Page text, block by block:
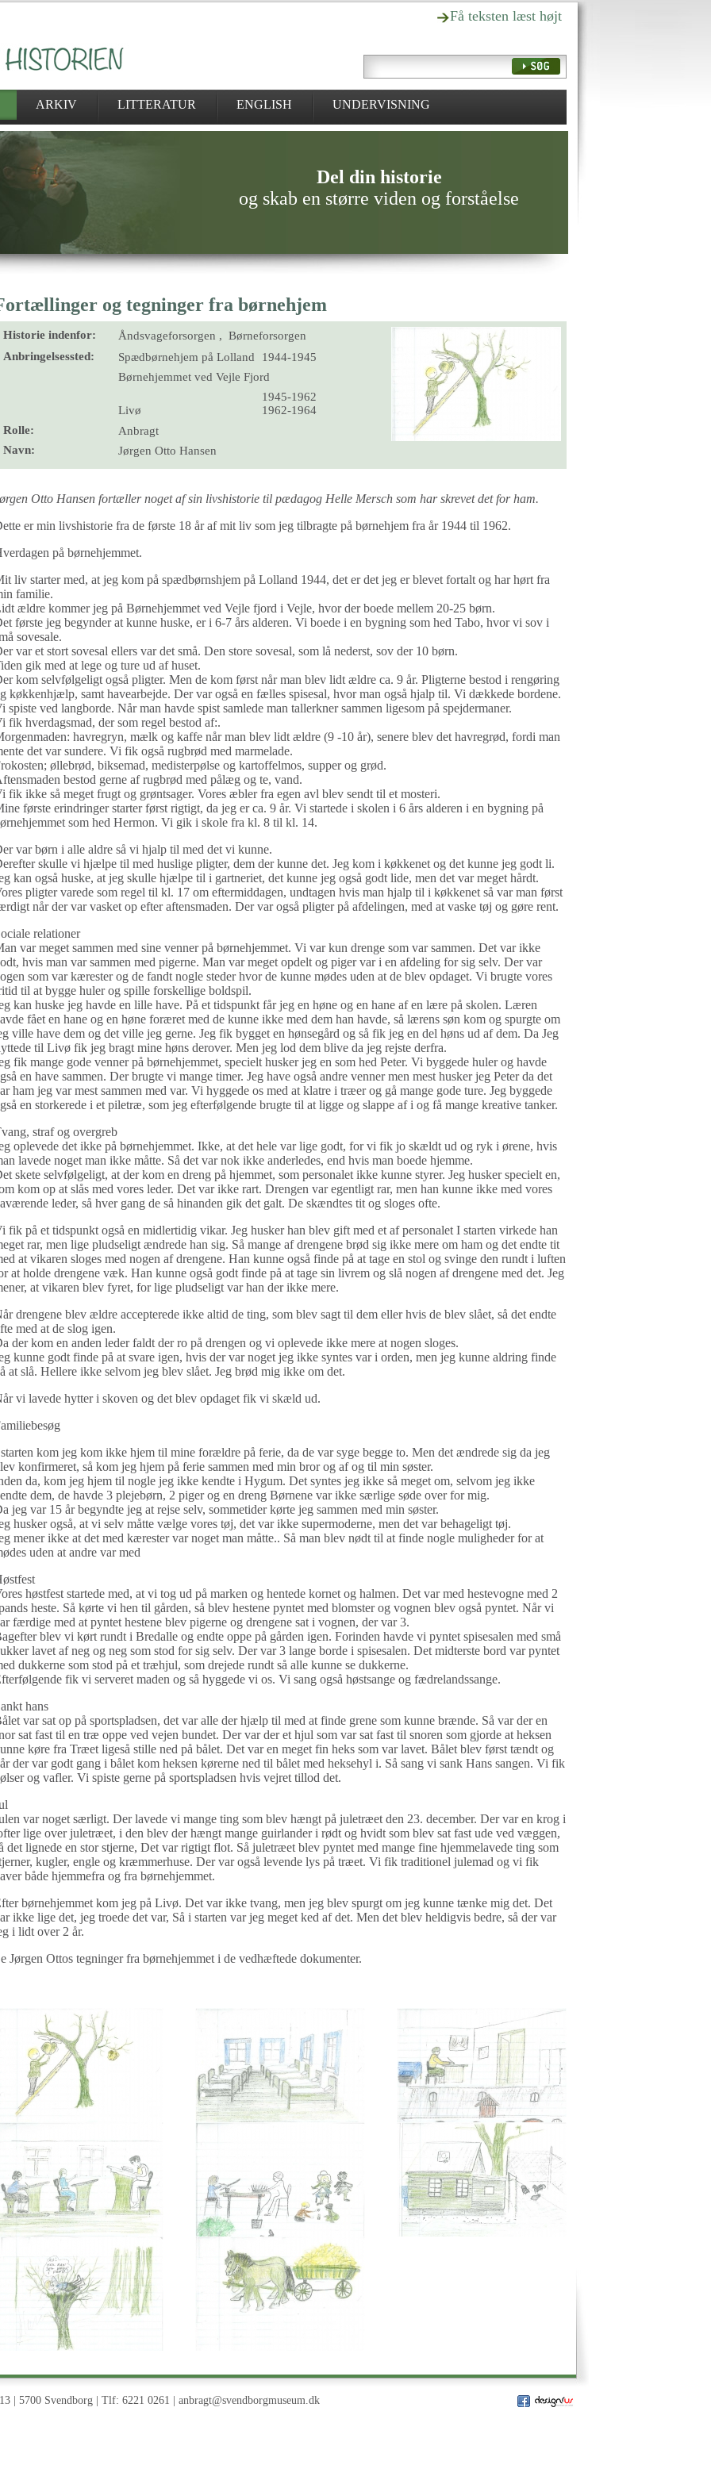
Få teksten læst højt
ARKIV LITTERATUR ENGLISH UNDERVISNING
Del din historie
og skab en større viden og forståelse
og tegninger fra børnehjem
Historie indenfor:
Åndsvageforsorgen , Børneforsorgen
Anbringelsessted:
Spædbørnehjem på Lolland
1944-1945
Børnehjemmet ved Vejle Fjord
1945-1962
Livø
1962-1964
Rolle:
Anbragt
Navn:
Jørgen Otto Hansen
Otto Hansen fortæller noget af sin livshistorie til pædagog Helle Mersch som har skrevet det for ham.
er min livshistorie fra de første 18 år af mit liv som jeg tilbragte på børnehjem fra år 1944 til 1962.
på børnehjemmet.
liv starter med, at jeg kom på spædbørnshjem på Lolland 1944, det er det jeg er blevet fortalt og har hørt fra
familie.
ældre kommer jeg på Børnehjemmet ved Vejle fjord i Vejle, hvor der boede mellem 20-25 børn.
første jeg begynder at kunne huske, er i 6-7 års alderen. Vi boede i en bygning som hed Tabo, hvor vi sov i
sovesale.
var et stort sovesal ellers var det små. Den store sovesal, som lå nederst, sov der 10 børn.
gik med at lege og ture ud af huset.
kom selvfølgeligt også pligter. Men de kom først når man blev lidt ældre ca. 9 år. Pligterne bestod i rengøring
køkkenhjælp, samt havearbejde. Der var også en fælles spisesal, hvor man også hjalp til. Vi dækkede bordene.
spiste ved langborde. Når man havde spist samlede man tallerkner sammen ligesom på spejdermaner.
fik hverdagsmad, der som regel bestod af:.
havregryn, mælk og kaffe når man blev lidt ældre (9 -10 år), senere blev det havregrød, fordi man
det var sundere. Vi fik også rugbrød med marmelade.
øllebrød, biksemad, medisterpølse og kartoffelmos, supper og grød.
bestod gerne af rugbrød med pålæg og te, vand.
fik ikke så meget frugt og grøntsager. Vores æbler fra egen avl blev sendt til et mosteri.
første erindringer starter først rigtigt, da jeg er ca. 9 år. Vi startede i skolen i 6 års alderen i en bygning på
som hed Hermon. Vi gik i skole fra kl. 8 til kl. 14.
var børn i alle aldre så vi hjalp til med det vi kunne.
skulle vi hjælpe til med huslige pligter, dem der kunne det. Jeg kom i køkkenet og det kunne jeg godt li.
kan også huske, at jeg skulle hjælpe til i gartneriet, det kunne jeg også godt lide, men det var meget hårdt.
pligter varede som regel til kl. 17 om eftermiddagen, undtagen hvis man hjalp til i køkkenet så var man først
når der var vasket op efter aftensmaden. Der var også pligter på afdelingen, med at vaske tøj og gøre rent.
relationer
var meget sammen med sine venner på børnehjemmet. Vi var kun drenge som var sammen. Det var ikke
hvis man var sammen med pigerne. Man var meget opdelt og piger var i en afdeling for sig selv. Der var
som var kærester og de fandt nogle steder hvor de kunne mødes uden at de blev opdaget. Vi brugte vores
til at bygge huler og spille forskellige boldspil.
kan huske jeg havde en lille have. På et tidspunkt får jeg en høne og en hane af en lære på skolen. Læren
fået en hane og en høne foræret med de kunne ikke med dem han havde, så lærens søn kom og spurgte om
ville have dem og det ville jeg gerne. Jeg fik bygget en hønsegård og så fik jeg en del høns ud af dem. Da Jeg
til Livø fik jeg bragt mine høns derover. Men jeg lod dem blive da jeg rejste derfra.
fik mange gode venner på børnehjemmet, specielt husker jeg en som hed Peter. Vi byggede huler og havde
en have sammen. Der brugte vi mange timer. Jeg have også andre venner men mest husker jeg Peter da det
ham jeg var mest sammen med var. Vi hyggede os med at klatre i træer og gå mange gode ture. Jeg byggede
en storkerede i et piletræ, som jeg efterfølgende brugte til at ligge og slappe af i og få mange kreative tanker.
straf og overgreb
oplevede det ikke på børnehjemmet. Ikke, at det hele var lige godt, for vi fik jo skældt ud og ryk i ørene, hvis
lavede noget man ikke måtte. Så det var nok ikke anderledes, end hvis man boede hjemme.
skete selvfølgeligt, at der kom en dreng på hjemmet, som personalet ikke kunne styrer. Jeg husker specielt en,
kom op at slås med vores leder. Det var ikke rart. Drengen var egentligt rar, men han kunne ikke med vores
leder, så hver gang de så hinanden gik det galt. De skændtes tit og sloges ofte.
fik på et tidspunkt også en midlertidig vikar. Jeg husker han blev gift med et af personalet I starten virkede han
rar, men lige pludseligt ændrede han sig. Så mange af drengene brød sig ikke mere om ham og det endte tit
at vikaren sloges med nogen af drengene. Han kunne også finde på at tage en stol og svinge den rundt i luften
at holde drengene væk. Han kunne også godt finde på at tage sin livrem og slå nogen af drengene med det. Jeg
at vikaren blev fyret, for lige pludseligt var han der ikke mere.
drengene blev ældre accepterede ikke altid de ting, som blev sagt til dem eller hvis de blev slået, så det endte
med at de slog igen.
der kom en anden leder faldt der ro på drengen og vi oplevede ikke mere at nogen sloges.
kunne godt finde på at svare igen, hvis der var noget jeg ikke syntes var i orden, men jeg kunne aldring finde
at slå. Hellere ikke selvom jeg blev slået. Jeg brød mig ikke om det.
vi lavede hytter i skoven og det blev opdaget fik vi skæld ud.
kom jeg kom ikke hjem til mine forældre på ferie, da de var syge begge to. Men det ændrede sig da jeg
konfirmeret, så kom jeg hjem på ferie sammen med min bror og af og til min søster.
da, kom jeg hjem til nogle jeg ikke kendte i Hygum. Det syntes jeg ikke så meget om, selvom jeg ikke
dem, de havde 3 plejebørn, 2 piger og en dreng Børnene var ikke særlige søde over for mig.
jeg var 15 år begyndte jeg at rejse selv, sommetider kørte jeg sammen med min søster.
husker også, at vi selv måtte vælge vores tøj, det var ikke supermoderne, men det var behageligt tøj.
mener ikke at det med kærester var noget man måtte.. Så man blev nødt til at finde nogle muligheder for at
uden at andre var med
høstfest startede med, at vi tog ud på marken og hentede kornet og halmen. Det var med hestevogne med 2
heste. Så kørte vi hen til gården, så blev hestene pyntet med blomster og vognen blev også pyntet. Når vi
færdige med at pyntet hestene blev pigerne og drengene sat i vognen, der var 3.
blev vi kørt rundt i Bredalle og endte oppe på gården igen. Forinden havde vi pyntet spisesalen med små
lavet af neg og neg som stod for sig selv. Der var 3 lange borde i spisesalen. Det midterste bord var pyntet
dukkerne som stod på et træhjul, som drejede rundt så alle kunne se dukkerne.
fik vi serveret maden og så hyggede vi os. Vi sang også høstsange og fædrelandssange.
hans
var sat op på sportspladsen, det var alle der hjælp til med at finde grene som kunne brænde. Så var der en
sat fast til en træ oppe ved vejen bundet. Der var der et hjul som var sat fast til snoren som gjorde at heksen
køre fra Træet ligeså stille ned på bålet. Det var en meget fin heks som var lavet. Bålet blev først tændt og
der var godt gang i bålet kom heksen kørerne ned til bålet med heksehyl i. Så sang vi sank Hans sangen. Vi fik
og vafler. Vi spiste gerne på sportspladsen hvis vejret tillod det.
var noget særligt. Der lavede vi mange ting som blev hængt på juletræet den 23. december. Der var en krog i
lige over juletræet, i den blev der hængt mange guirlander i rødt og hvidt som blev sat fast ude ved væggen,
det lignede en stor stjerne, Det var rigtigt flot. Så juletræet blev pyntet med mange fine hjemmelavede ting som
kugler, engle og kræmmerhuse. Der var også levende lys på træet. Vi fik traditionel julemad og vi fik
både hjemmefra og fra børnehjemmet.
børnehjemmet kom jeg på Livø. Det var ikke tvang, men jeg blev spurgt om jeg kunne tænke mig det. Det
ikke lige det, jeg troede det var, Så i starten var jeg meget ked af det. Men det blev heldigvis bedre, så der var
i lidt over 2 år.
Jørgen Ottos tegninger fra børnehjemmet i de vedhæftede dokumenter.
| 5700 Svendborg | Tlf: 6221 0261 | anbragt@svendborgmuseum.dk